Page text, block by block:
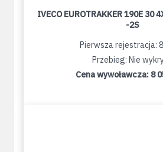
IVECO EUROTRAKKER 190E 30
-2S
Pierwsza rejestracja:
Przebieg: Nie
Cena wywoławcza: 8